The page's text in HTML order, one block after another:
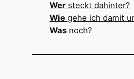
Wer steckt dahinter?
Wie gehe ich damit
Was noch?